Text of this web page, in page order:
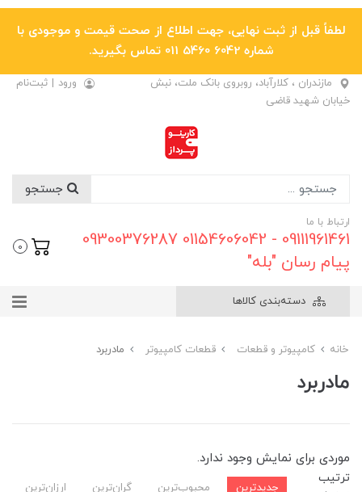
لطفاً قبل از ثبت نهایی، جهت اطلاع از صحت قیمت و موجودی با
شماره 6042 5460 011 تماس بگیرید.
مازندران ، کلارآباد، روبروی بانک ملت، نبش
خیابان شهید قاضی
ورود | ثبت‌نام
ارتباط با ما
09111961461 - 01154606042 09300376287
پیام رسان "بله"
0
دسته‌بندی کالاها
خانه کامپیوتر و قطعات قطعات کامپیوتر مادربرد
مادربرد
موردی برای نمایش وجود ندارد.
ترتیب
جدیدترین محبوب‌ترین گران‌ترین ارزان‌ترین